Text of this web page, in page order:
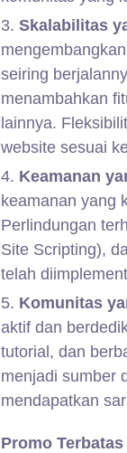
Skalabilitas
seiring
menambahkan
lainnya.
website sesuai
Keamanan
keamanan yang
Perlindungan
Site Scripting),
telah
Komunitas
aktif dan
tutorial, dan
menjadi sumber
mendapatkan
Promo